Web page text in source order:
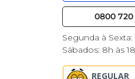
0800 720
Segunda à
Sábados: 8h às